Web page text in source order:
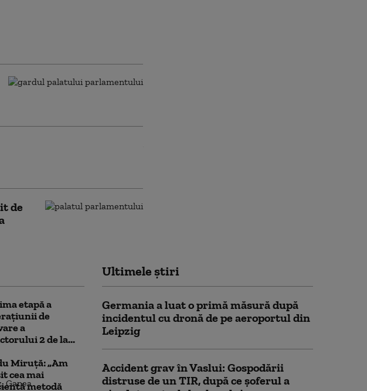
de
etapă a
de
a
2 de la...
Miruță: „Am
cea mai
metodă
Ultimele știri
Germania a luat o primă măsură după
incidentul cu dronă de pe aeroportul din
Leipzig
Accident grav în Vaslui: Gospodării
distruse de un TIR, după ce șoferul a